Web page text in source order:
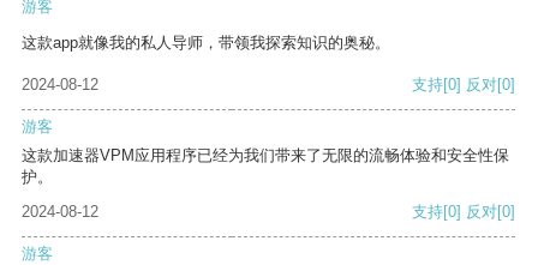
游客
这款app就像我的私人导师，带领我探索知识的奥秘。
2024-08-12 支持[0] 反对[0]
游客
这款加速器VPM应用程序已经为我们带来了无限的流畅体验和安全性保
护。
2024-08-12
支持[0] 反对[0]
游客